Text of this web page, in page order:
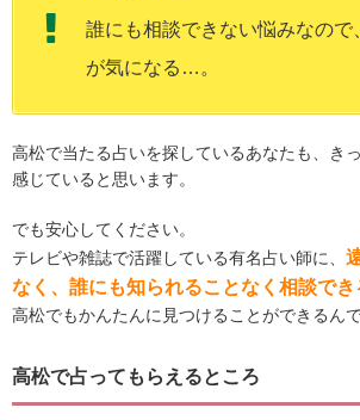
誰にも相談できない悩みなので
が気になる…。
高松で当たる占いを探しているあなたも、き
感じていると思います。
でも安心してください。
テレビや雑誌で活躍している有名占い師に、
なく、誰にも知られることなく相談でき
高松でもかんたんに見つけることができるんで
高松で占ってもらえるところ